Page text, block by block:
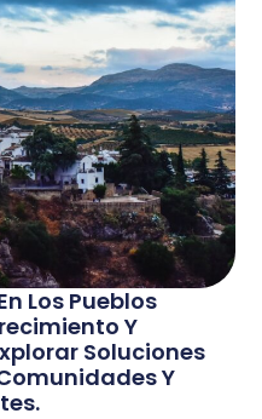
Los Pueblos
Y
Soluciones
Y